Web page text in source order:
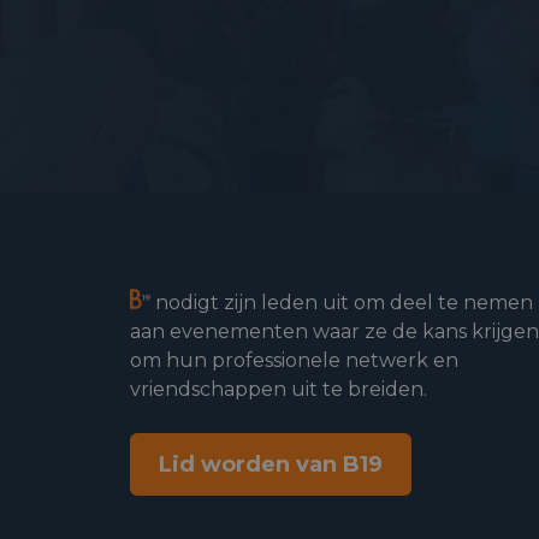
nodigt zijn leden uit om deel te nemen
aan evenementen waar ze de kans krijgen
om hun professionele netwerk en
vriendschappen uit te breiden.
Lid worden van B19